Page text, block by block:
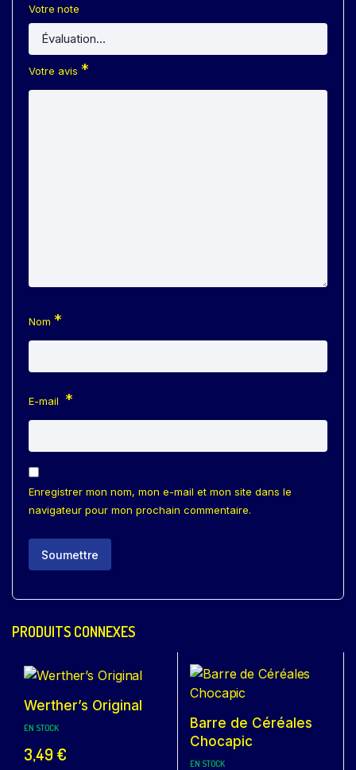
Votre note
Votre avis *
Nom *
E-mail *
Enregistrer mon nom, mon e-mail et mon site dans le
navigateur pour mon prochain commentaire.
PRODUITS CONNEXES
Werther’s Original
EN STOCK
3,49 €
Barre de Céréales
Chocapic
EN STOCK